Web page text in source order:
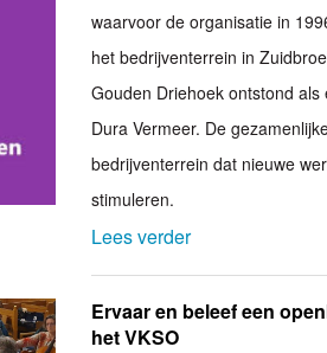
waarvoor de organisatie in
het bedrijventerrein in
Gouden Driehoek ontstond
Dura Vermeer. De
bedrijventerrein dat nieuwe
stimuleren.
Lees verder
Ervaar en beleef een
het VKSO